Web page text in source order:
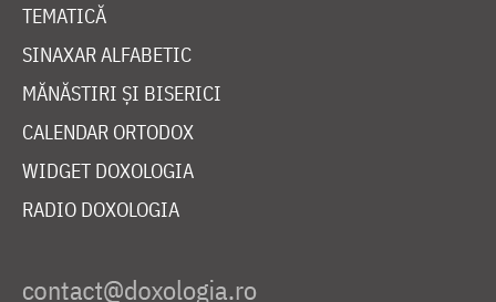
TEMATICĂ
SINAXAR ALFABETIC
MĂNĂSTIRI ȘI BISERICI
CALENDAR ORTODOX
WIDGET DOXOLOGIA
RADIO DOXOLOGIA